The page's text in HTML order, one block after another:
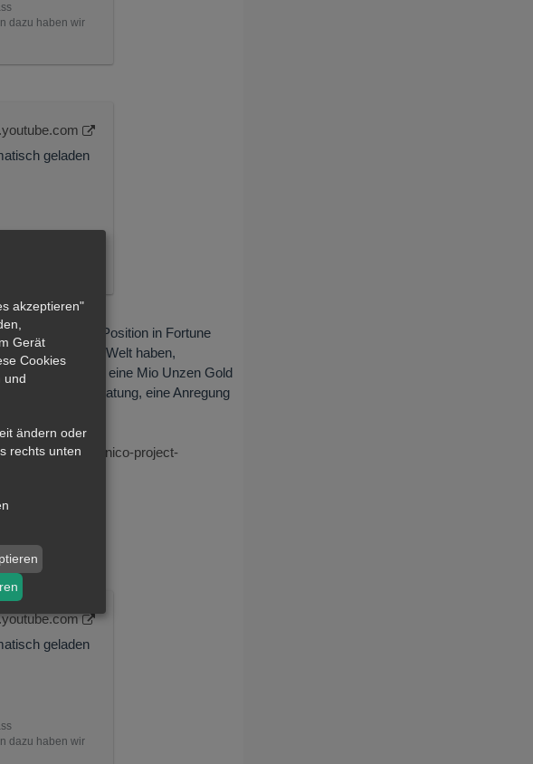
dazu haben wir
geladen
dazu haben wir
recht große, Position in Fortune
der Welt haben,
haben sie über eine Mio Unzen Gold
Keine Anlageberatung, eine Anregung
investiert.
minerals-nico-project-
geladen
dazu haben wir
akzeptieren"
Gerät
Cookies
und
ändern oder
rechts unten